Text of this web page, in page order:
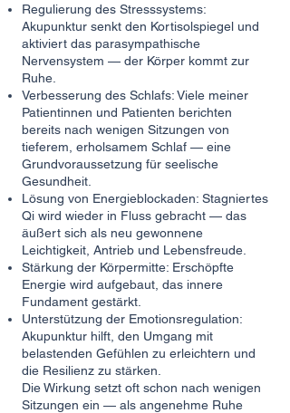
Regulierung des Stresssystems:
Akupunktur senkt den Kortisolspiegel und
aktiviert das parasympathische
Nervensystem — der Körper kommt zur
Ruhe.
Verbesserung des Schlafs: Viele meiner
Patientinnen und Patienten berichten
bereits nach wenigen Sitzungen von
tieferem, erholsamem Schlaf — eine
Grundvoraussetzung für seelische
Gesundheit.
Lösung von Energieblockaden: Stagniertes
Qi wird wieder in Fluss gebracht — das
äußert sich als neu gewonnene
Leichtigkeit, Antrieb und Lebensfreude.
Stärkung der Körpermitte: Erschöpfte
Energie wird aufgebaut, das innere
Fundament gestärkt.
Unterstützung der Emotionsregulation:
Akupunktur hilft, den Umgang mit
belastenden Gefühlen zu erleichtern und
die Resilienz zu stärken.
Die Wirkung setzt oft schon nach wenigen
Sitzungen ein — als angenehme Ruhe